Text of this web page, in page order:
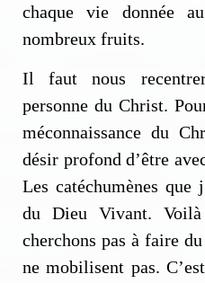
chaque vie donnée
nombreux fruits.
Il faut nous
personne du Christ.
méconnaissance du
désir profond d’être
Les catéchumènes que
du Dieu Vivant. Voilà
cherchons pas à faire
ne mobilisent pas.